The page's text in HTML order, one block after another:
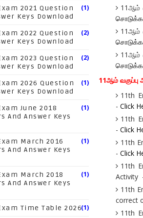
2021 Question
Keys Download
(1)
2022 Question
Keys Download
(2)
2023 Question
Keys Download
(2)
2026 Question
Keys Download
(1)
June 2018
And Answer Keys
(1)
March 2016
And Answer Keys
(1)
March 2018
And Answer Keys
(1)
Time Table 2026(1)
11ஆம்
11ஆம்
11ஆம்
11ஆம்
11th
- Click
11th
- Click
11th
- Click
11th
Activity
11th
correct
11th